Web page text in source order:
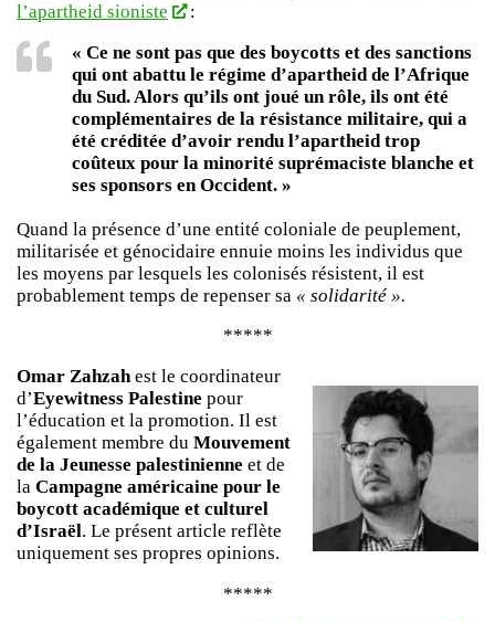
l’apartheid sioniste
:
« Ce ne sont pas que des boycotts et des sanctions
qui ont abattu le régime d’apartheid de l’Afrique
du Sud. Alors qu’ils ont joué un rôle, ils ont été
complémentaires de la résistance militaire, qui a
été créditée d’avoir rendu l’apartheid trop
coûteux pour la minorité suprémaciste blanche et
ses sponsors en Occident. »
Quand la présence d’une entité coloniale de peuplement,
militarisée et génocidaire ennuie moins les individus que
les moyens par lesquels les colonisés résistent, il est
probablement temps de repenser sa « solidarité ».
*****
Omar Zahzahest le coordinateur
d’Eyewitness Palestine pour
l’éducation et la promotion. Il est
également membre du Mouvement
de la Jeunesse palestinienne et de
la Campagne américaine pour le
boycott académique et culturel
d’Israël. Le présent article reflète
uniquement ses propres opinions.
*****